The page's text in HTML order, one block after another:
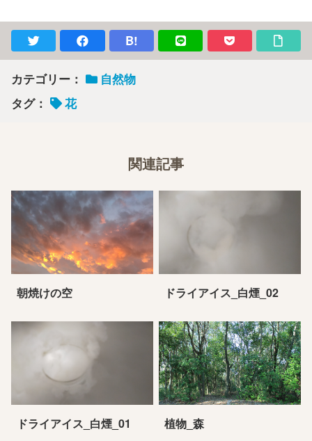
B!
カテゴリー：
自然物
タグ：
花
関連記事
朝焼けの空 ドライアイス_白煙_02
ドライアイス_白煙_01 植物_森